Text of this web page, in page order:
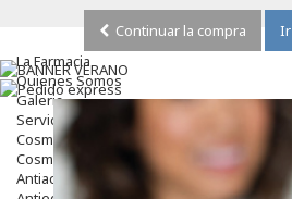
Continuar la compra
Ir
La Farmacia
Quienes Somos
Galeria
Servicios
Cosmética
Cosmética Facial
Antiacné